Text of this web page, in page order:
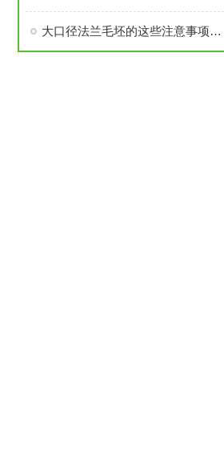
大口径法兰毛坯的这些注意事项要了解